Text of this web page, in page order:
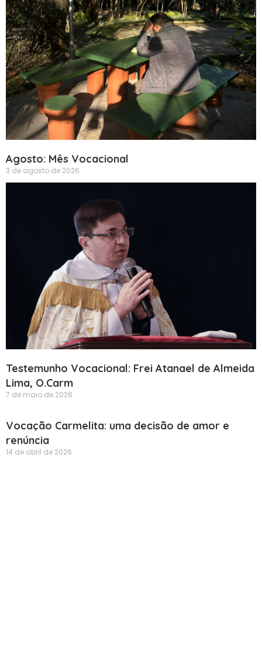
Agosto: Mês Vocacional
3 de agosto de 2026
Testemunho Vocacional: Frei Atanael de Almeida
Lima, O.Carm
7 de maio de 2026
Vocação Carmelita: uma decisão de amor e
renúncia
14 de abril de 2026